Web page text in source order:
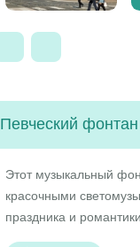
Певческий фонтан
Этот музыкальный
красочными
праздника и